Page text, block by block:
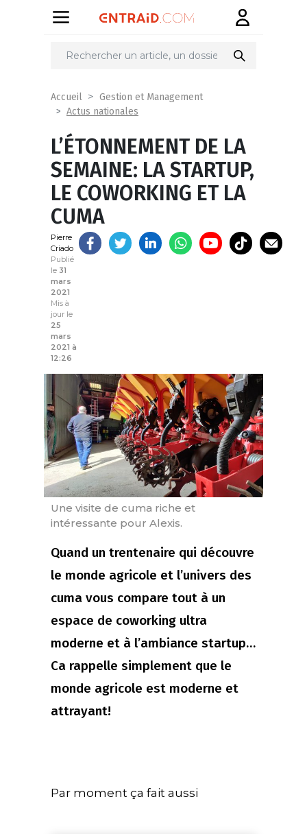
Partager
Accueil
Gestion et Management
Actus nationales
L’ÉTONNEMENT DE LA
SEMAINE: LA STARTUP,
LE COWORKING ET LA
CUMA
Pierre
Criado
Publié
le 31
mars
2021
Mis à
jour le
25
mars
2021 à
12:26
Une visite de cuma riche et
intéressante pour Alexis.
Quand un trentenaire qui découvre
le monde agricole et l’univers des
cuma vous compare tout à un
espace de coworking ultra
moderne et à l’ambiance startup…
Ca rappelle simplement que le
monde agricole est moderne et
attrayant!
Par moment ça fait aussi